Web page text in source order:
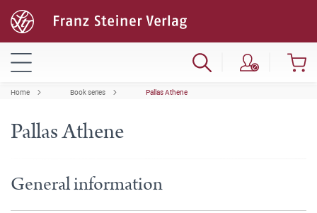
Home Book series Pallas Athene
Pallas Athene
General information